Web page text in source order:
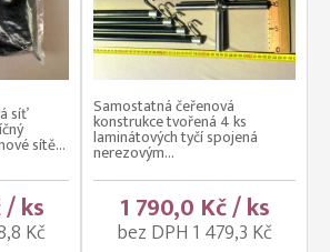
síť
sítě...
/ ks
Kč
Samostatná čeřenová
konstrukce tvořená 4 ks
laminátových tyčí spojená
nerezovým...
1 790,0 Kč / ks
bez DPH 1 479,3 Kč